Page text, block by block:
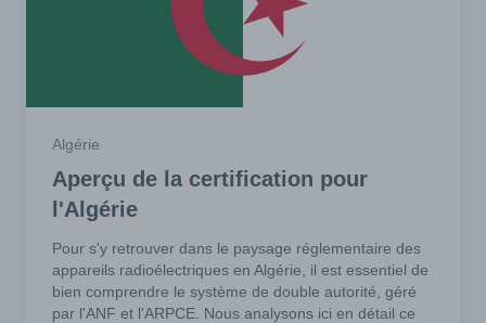
Algérie
Aperçu de la certification pour
l'Algérie
Pour s'y retrouver dans le paysage réglementaire des
appareils radioélectriques en Algérie, il est essentiel de
bien comprendre le système de double autorité, géré
par l'ANF et l'ARPCE. Nous analysons ici en détail ce